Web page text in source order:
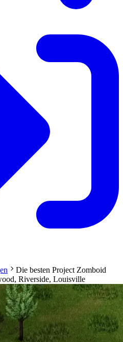
Die besten Project Zomboid
Riverside, Louisville